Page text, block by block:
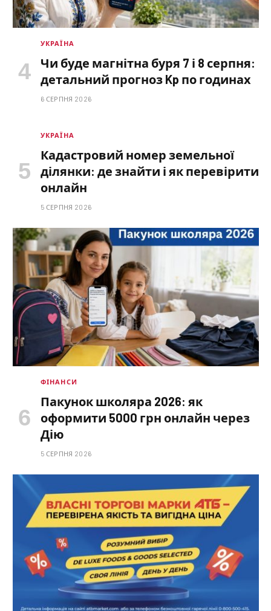
УКРАЇНА
Чи буде магнітна буря 7 і 8 серпня:
детальний прогноз Kp по годинах
6 СЕРПНЯ 2026
УКРАЇНА
Кадастровий номер земельної
ділянки: де знайти і як перевірити
онлайн
5 СЕРПНЯ 2026
ФІНАНСИ
Пакунок школяра 2026: як
оформити 5000 грн онлайн через
Дію
5 СЕРПНЯ 2026